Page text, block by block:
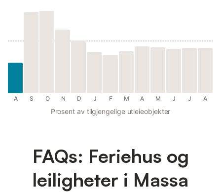
A S O N D J F M A M J J A
Prosent av tilgjengelige utleieobjekter
FAQs: Feriehus og
leiligheter i Massa